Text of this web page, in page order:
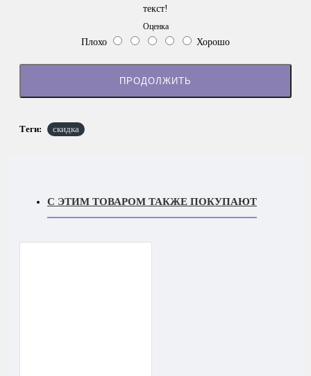
текст!
Оценка
Плохо Хорошо
ПРОДОЛЖИТЬ
Теги: скидка
С ЭТИМ ТОВАРОМ ТАКЖЕ ПОКУПАЮТ